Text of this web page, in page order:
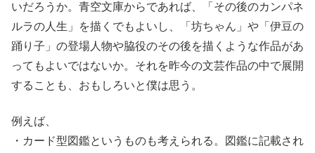
いだろうか。青空文庫からであれば、「その後のカンパネ
ルラの人生」を描くでもよいし、「坊ちゃん」や「伊豆の
踊り子」の登場人物や脇役のその後を描くような作品があ
ってもよいではないか。それを昨今の文芸作品の中で展開
することも、おもしろいと僕は思う。
例えば、
・カード型図鑑というものも考えられる。図鑑に記載され